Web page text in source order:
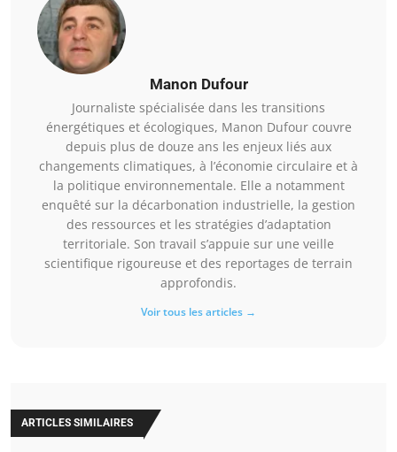
Manon Dufour
Journaliste spécialisée dans les transitions
énergétiques et écologiques, Manon Dufour couvre
depuis plus de douze ans les enjeux liés aux
changements climatiques, à l’économie circulaire et à
la politique environnementale. Elle a notamment
enquêté sur la décarbonation industrielle, la gestion
des ressources et les stratégies d’adaptation
territoriale. Son travail s’appuie sur une veille
scientifique rigoureuse et des reportages de terrain
approfondis.
Voir tous les articles →
ARTICLES SIMILAIRES